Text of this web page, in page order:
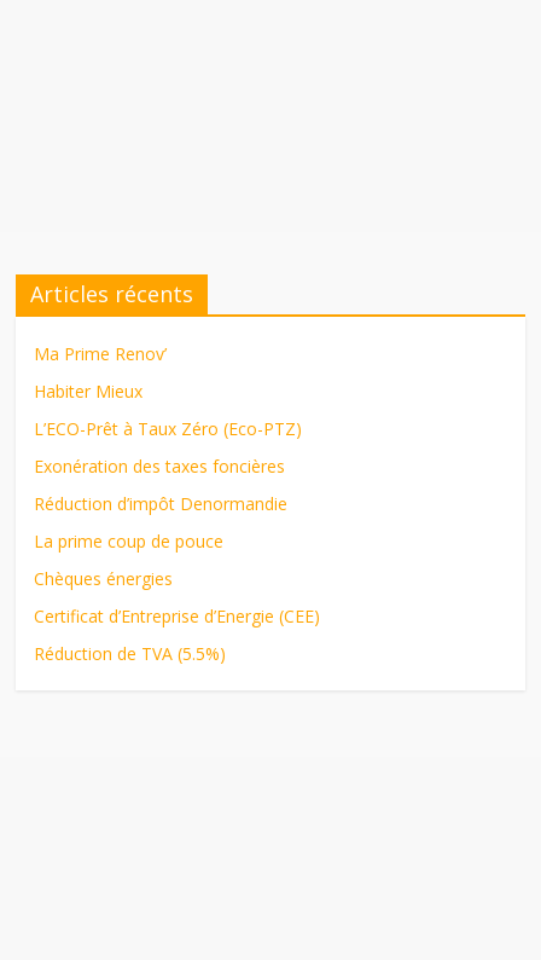
Articles récents
Ma Prime Renov’
Habiter Mieux
L’ECO-Prêt à Taux Zéro (Eco-PTZ)
Exonération des taxes foncières
Réduction d’impôt Denormandie
La prime coup de pouce
Chèques énergies
Certificat d’Entreprise d’Energie (CEE)
Réduction de TVA (5.5%)